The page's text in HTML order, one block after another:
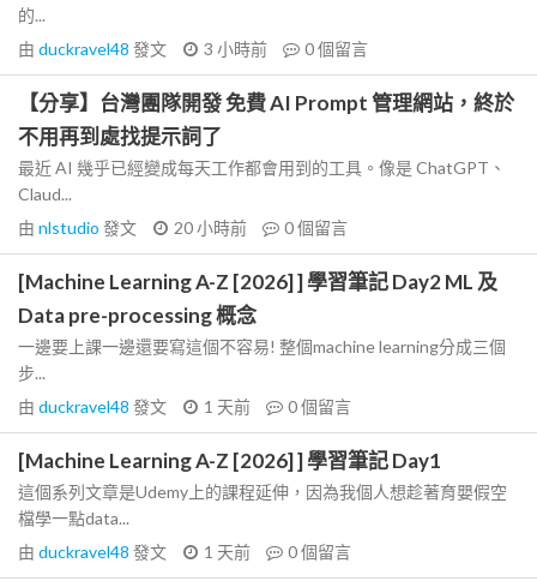
的...
由 duckravel48 發文 3 小時前 0個留言
【分享】台灣團隊開發 免費 AI Prompt 管理網站，終於
不用再到處找提示詞了
最近 AI 幾乎已經變成每天工作都會用到的工具。像是 ChatGPT、
Claud...
由 nlstudio 發文 20 小時前 0個留言
[Machine Learning A-Z [2026] ] 學習筆記 Day2 ML 及
Data pre-processing 概念
一邊要上課一邊還要寫這個不容易! 整個machine learning分成三個
步...
由 duckravel48 發文 1 天前 0個留言
[Machine Learning A-Z [2026] ] 學習筆記 Day1
這個系列文章是Udemy上的課程延伸，因為我個人想趁著育嬰假空
檔學一點data...
由 duckravel48 發文 1 天前 0個留言